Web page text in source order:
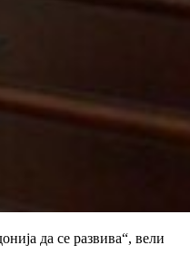
да се развива“, вели